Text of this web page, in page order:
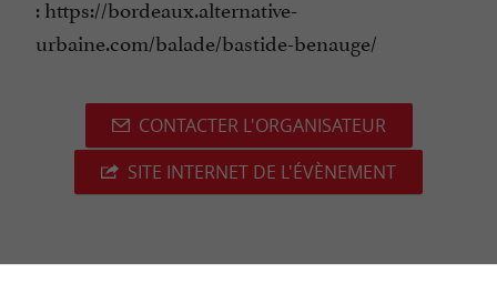
: https://bordeaux.alternative-
urbaine.com/balade/bastide-benauge/
CONTACTER L'ORGANISATEUR
SITE INTERNET DE L'ÉVÈNEMENT